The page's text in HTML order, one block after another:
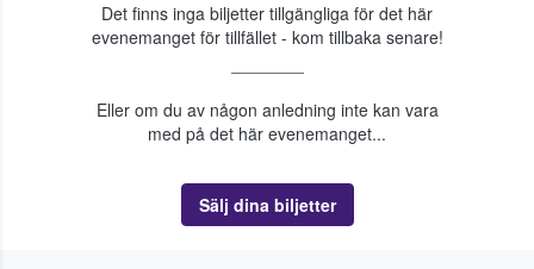
Det finns inga biljetter tillgängliga för det här
evenemanget för tillfället - kom tillbaka senare!
Eller om du av någon anledning inte kan vara
med på det här evenemanget...
Sälj dina biljetter